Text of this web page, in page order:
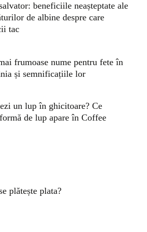
beneficiile neașteptate ale
de albine despre care
tac
frumoase nume pentru fete în
și semnificațiile lor
un lup în ghicitoare? Ce
de lup apare în Coffee
plătește plata?